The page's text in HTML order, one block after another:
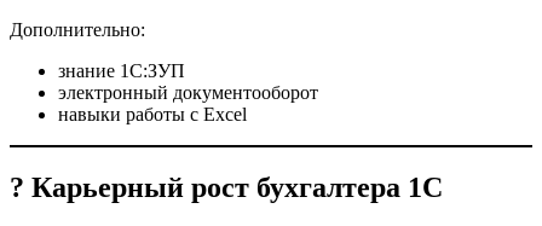
Дополнительно:
знание 1С:ЗУП
электронный документооборот
навыки работы с Excel
? Карьерный рост бухгалтера 1С